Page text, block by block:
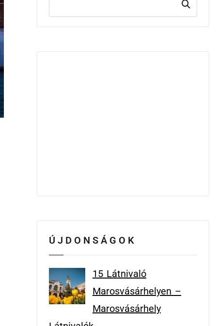
Keresd
ÚJDONSÁGOK
15 Látnivaló
Marosvásárhelyen –
Marosvásárhely